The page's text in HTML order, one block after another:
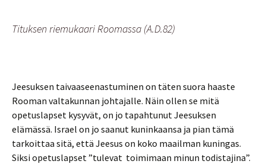
Tituksen riemukaari Roomassa (A.D.82)
Jeesuksen taivaaseenastuminen on täten suora haaste
Rooman valtakunnan johtajalle. Näin ollen se mitä
opetuslapset kysyvät, on jo tapahtunut Jeesuksen
elämässä. Israel on jo saanut kuninkaansa ja pian tämä
tarkoittaa sitä, että Jeesus on koko maailman kuningas.
Siksi opetuslapset ”tulevat toimimaan minun todistajina”.